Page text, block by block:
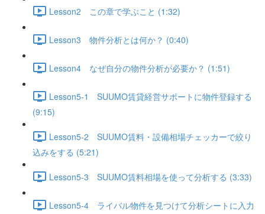
Lesson2 この章で学ぶこと (1:32)
Lesson3 物件分析とは何か？ (0:40)
Lesson4 なぜ自分の物件分析が必要か？ (1:51)
Lesson5-1 SUUMO賃貸経営サポートに物件登録する
(9:15)
Lesson5-2 SUUMO賃料・設備相場チェッカーで絞り
込みをする (5:21)
Lesson5-3 SUUMO賃料相場を使って分析する (3:33)
Lesson5-4 ライバル物件を見つけて分析シートに入力